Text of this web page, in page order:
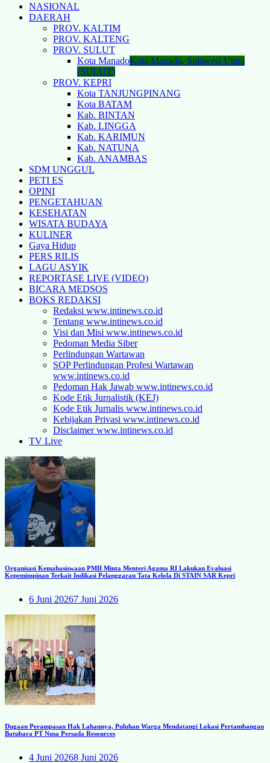
NASIONAL
DAERAH
PROV. KALTIM
PROV. KALTENG
PROV. SULUT
Kota ManadoKota Manado, Sulawesi Utara
(SULUT)
PROV. KEPRI
Kota TANJUNGPINANG
Kota BATAM
Kab. BINTAN
Kab. LINGGA
Kab. KARIMUN
Kab. NATUNA
Kab. ANAMBAS
SDM UNGGUL
PETI ES
OPINI
PENGETAHUAN
KESEHATAN
WISATA BUDAYA
KULINER
Gaya Hidup
PERS RILIS
LAGU ASYIK
REPORTASE LIVE (VIDEO)
BICARA MEDSOS
BOKS REDAKSI
Redaksi www.intinews.co.id
Tentang www.intinews.co.id
Visi dan Misi www.intinews.co.id
Pedoman Media Siber
Perlindungan Wartawan
SOP Perlindungan Profesi Wartawan
www.intinews.co.id
Pedoman Hak Jawab www.intinews.co.id
Kode Etik Jurnalistik (KEJ)
Kode Etik Jurnalis www.intinews.co.id
Kebijakan Privasi www.intinews.co.id
Disclaimer www.intinews.co.id
TV Live
Organisasi Kemahasiswaan PMII Minta Menteri Agama RI Lakukan Evaluasi
Kepemimpinan Terkait Indikasi Pelanggaran Tata Kelola Di STAIN SAR Kepri
6 Juni 20267 Juni 2026
Dugaan Perampasan Hak Lahannya, Puluhan Warga Mendatangi Lokasi Pertambangan
Batubara PT Nusa Persada Resources
4 Juni 20268 Juni 2026